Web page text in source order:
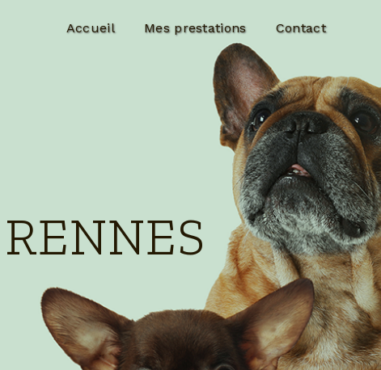
Accueil Mes prestations Contact